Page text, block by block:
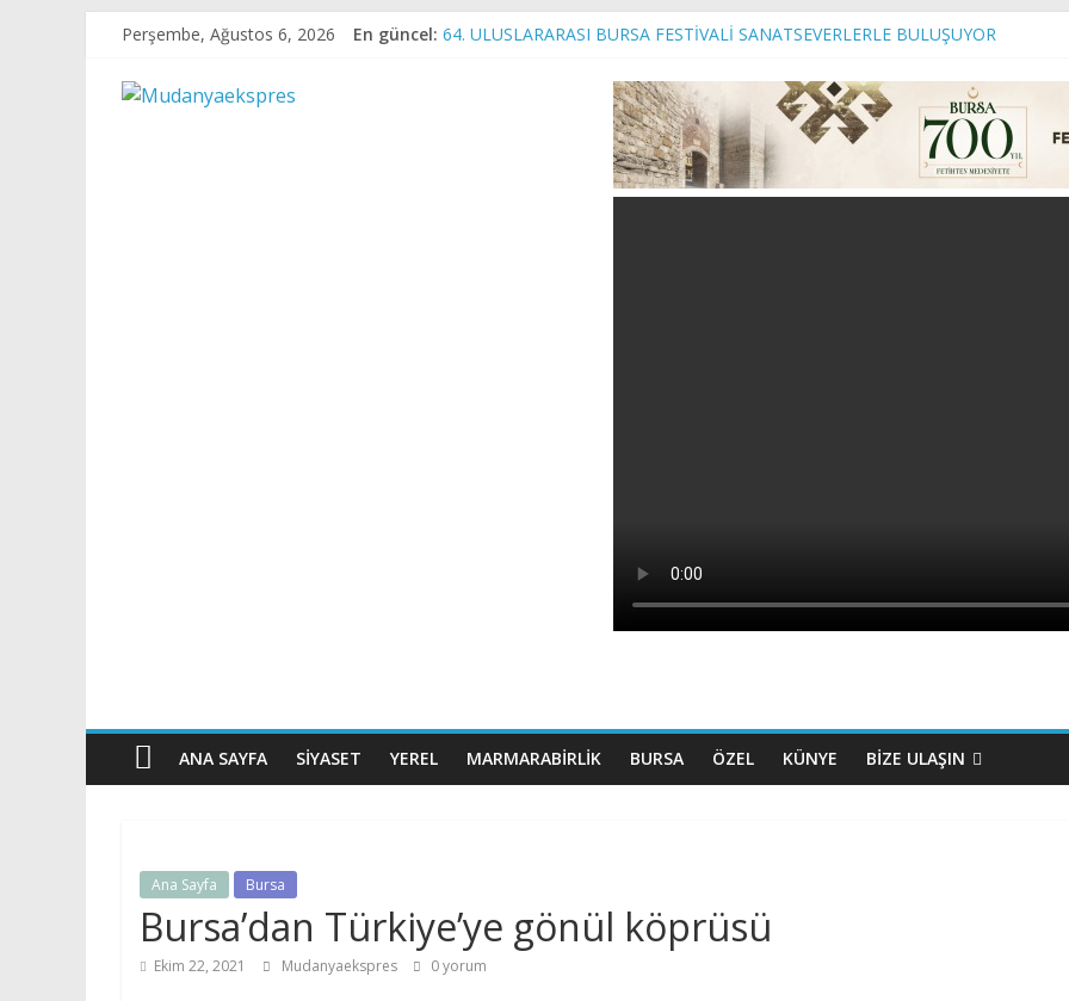
content
Perşembe, Ağustos 6, 2026 En güncel: 64. ULUSLARARASI BURSA FESTİVALİ SANATSEVERLERLE BULUŞUYOR
Bursa plajlarında kalite ve konfor artıyor!
Mudanya’da Beko Bayisi Törenle Açıldı
Başkan Vekili Biba’dan toplu sözleşme açıklaması
Mudanyaekspres
ANA SAYFA SIYASET YEREL MARMARABIRLIK BURSA ÖZEL KÜNYE BİZE ULAŞIN
Ana Sayfa Bursa
Bursa’dan Türkiye’ye gönül köprüsü
Ekim 22, 2021 Mudanyaekspres 0 yorum